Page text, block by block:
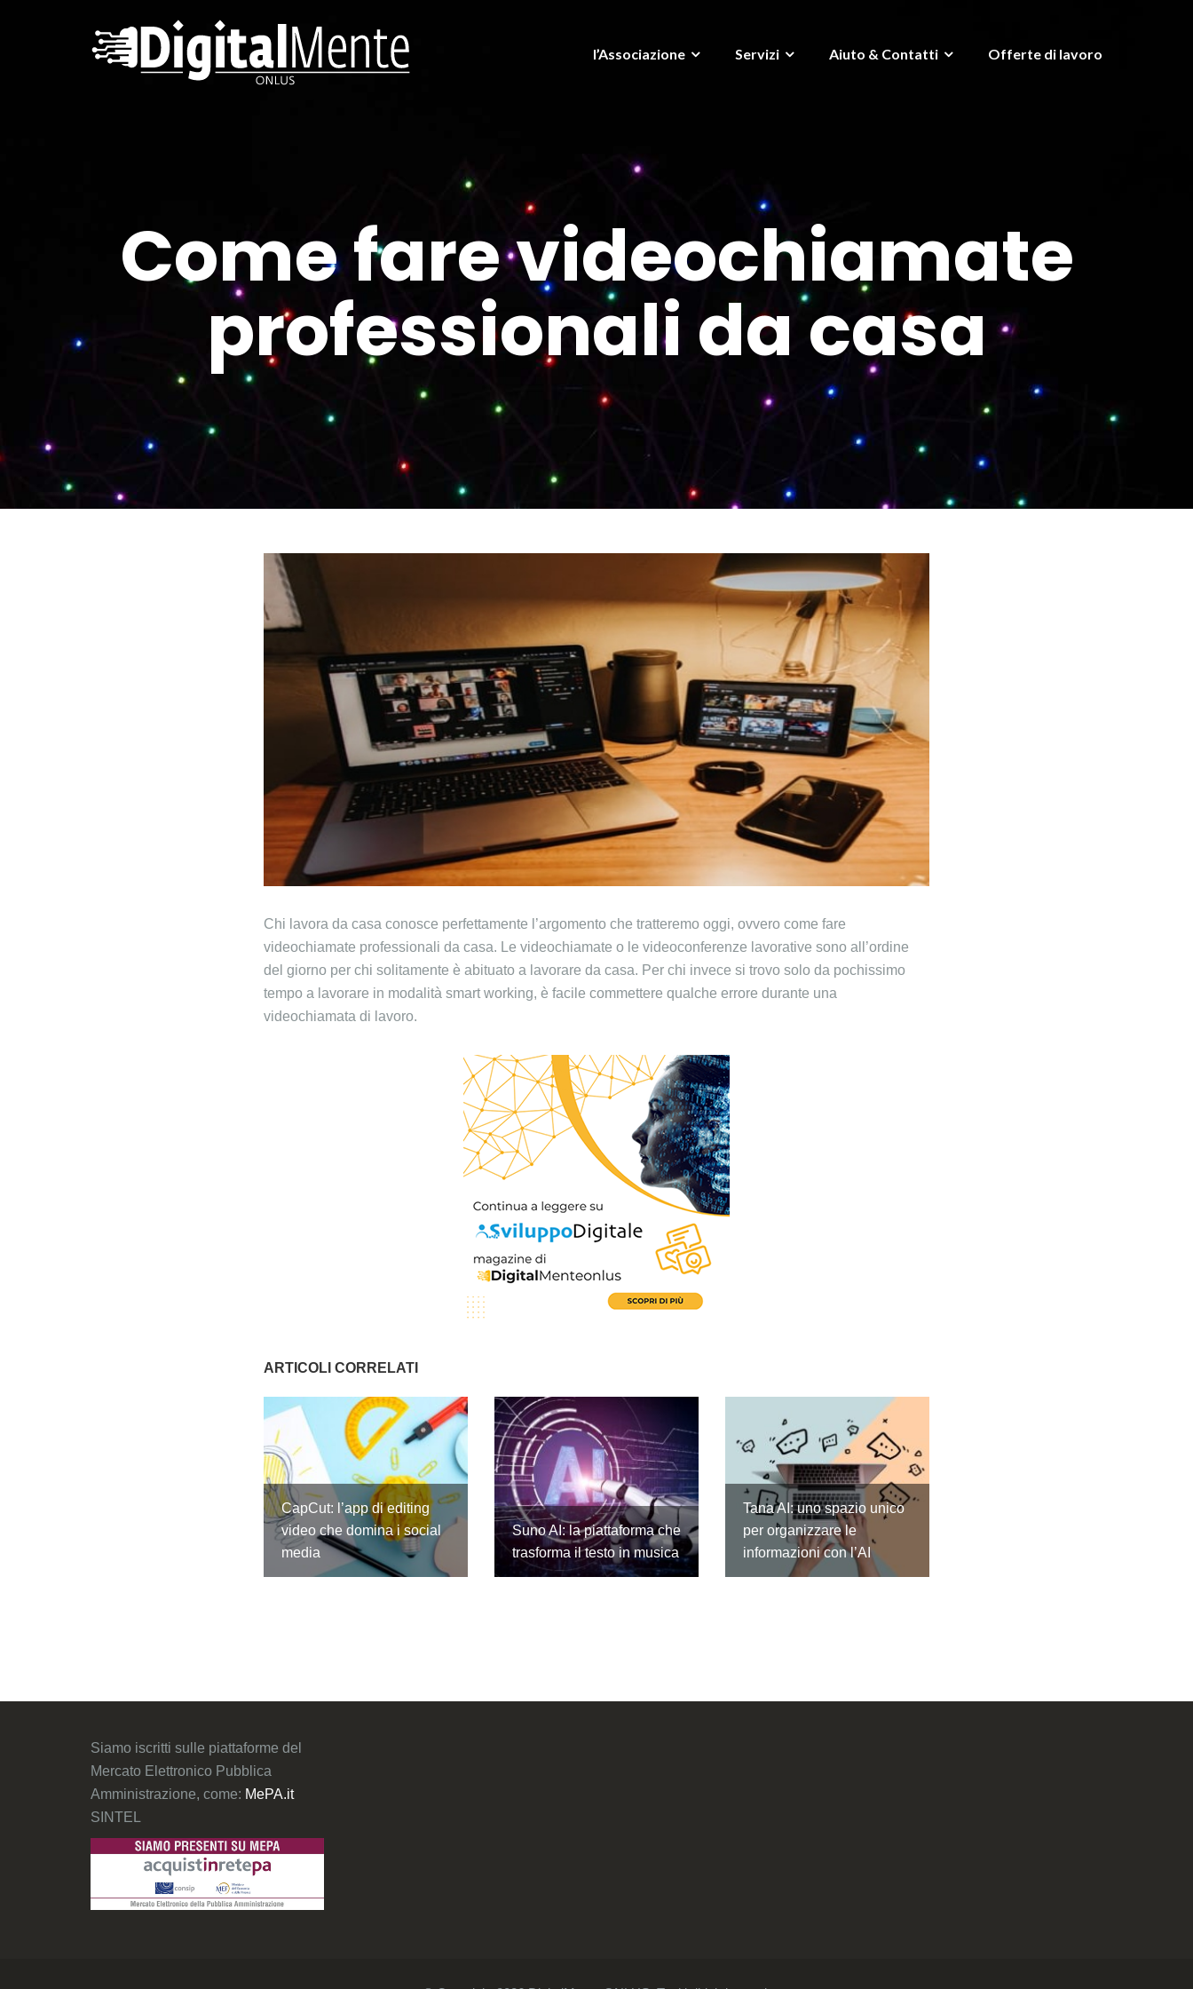
l’Associazione Servizi Aiuto & Contatti Offerte di lavoro
Come fare videochiamate
professionali da casa
Chi lavora da casa conosce perfettamente l’argomento che tratteremo oggi, ovvero come fare
videochiamate professionali da casa. Le videochiamate o le videoconferenze lavorative sono all’ordine
del giorno per chi solitamente è abituato a lavorare da casa. Per chi invece si trovo solo da pochissimo
tempo a lavorare in modalità smart working, è facile commettere qualche errore durante una
videochiamata di lavoro.
ARTICOLI CORRELATI
CapCut: l’app di editing
video che domina i social
media
Suno AI: la piattaforma che
trasforma il testo in musica
Tana AI: uno spazio unico
per organizzare le
informazioni con l’AI
Siamo iscritti sulle piattaforme del
Mercato Elettronico Pubblica
Amministrazione, come: MePA.it
SINTEL